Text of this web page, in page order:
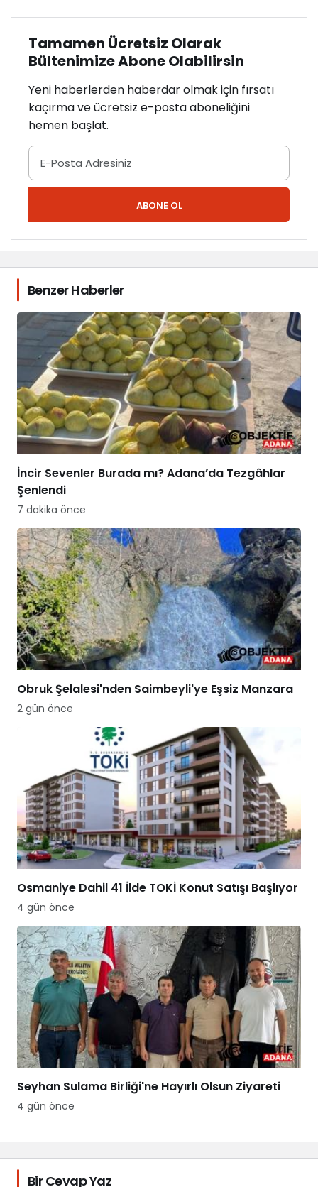
Tamamen Ücretsiz Olarak
Bültenimize Abone Olabilirsin
Yeni haberlerden haberdar olmak için fırsatı
kaçırma ve ücretsiz e-posta aboneliğini
hemen başlat.
ABONE OL
Benzer Haberler
İncir Sevenler Burada mı? Adana’da Tezgâhlar
Şenlendi
7 dakika önce
Obruk Şelalesi'nden Saimbeyli'ye Eşsiz Manzara
2 gün önce
Osmaniye Dahil 41 İlde TOKİ Konut Satışı Başlıyor
4 gün önce
Seyhan Sulama Birliği'ne Hayırlı Olsun Ziyareti
4 gün önce
Bir Cevap Yaz